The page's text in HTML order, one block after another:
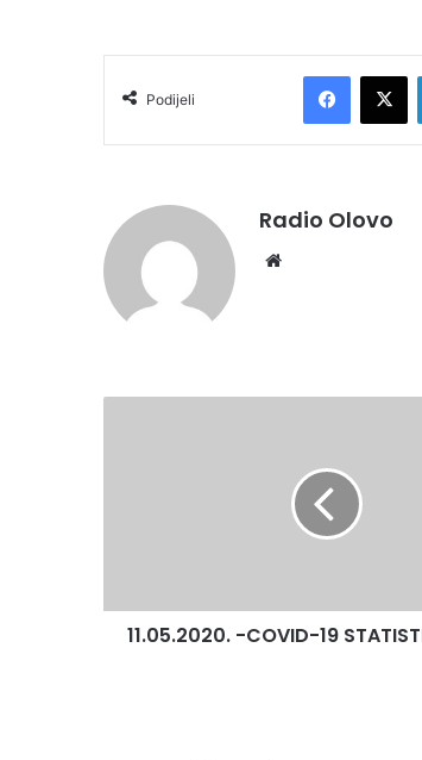
Podijeli
Facebook
X
Radio Olovo
11.05.2020. -COVID-19